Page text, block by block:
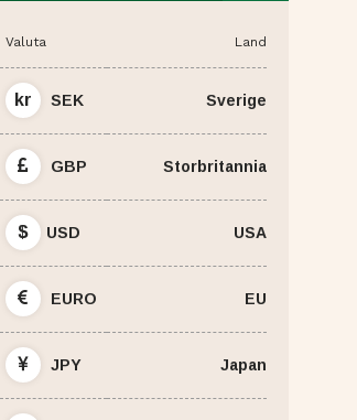
Valuta Land
kr SEK Sverige
GBP Storbritannia
$ USD USA
EURO EU
JPY Japan